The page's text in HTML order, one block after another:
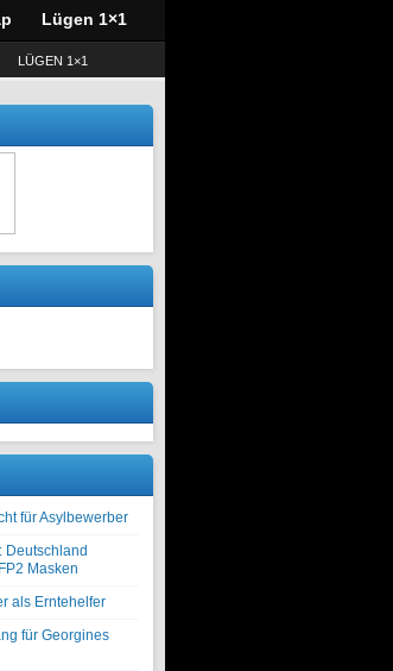
Lügen 1×1
LÜGEN 1×1
für Asylbewerber
Deutschland
Masken
als Erntehelfer
für Georgines